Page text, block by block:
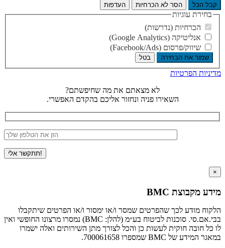
קבל הכל הסר לא הכרחיות העדפות
בחירת עוגיות
הכרחיות (נדרשות)
אנליטיקה (Google Analytics)
שיווק/פרסום (Facebook/Ads)
שמור את הבחירה בטל
מדיניות הפרטיות
לא מצאתם את מה שחיפשתם?
השאירו פניה ונחזור אליכם בהקדם האפשרי.
×
מידע מקבוצת BMC
הלקוח מודע לכך שהפרטים שמסר ו/או ימסור ו/או הפרטים שיתקבלו
בבי.אם.סי. סוכנות לביטוח בע״מ (להלן: BMC) נמסרו מרצונו החופשי ואין
לו כל חובה חוקית לעשות כן והכל לצורך מתן השירותים ואלה ישמרו
במאגר המידע של BMC שמספרו 700061658.